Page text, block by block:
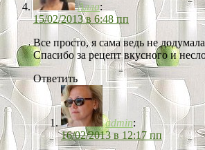
Алла:
15/02/2013 в 6:48 пп
Все просто, я сама ведь не
Спасибо за рецепт вкусного и
Ответить
admin:
16/02/2013 в 12:17 пп